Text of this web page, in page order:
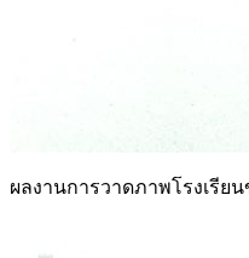
ผลงานการวาดภาพโรงเรีย